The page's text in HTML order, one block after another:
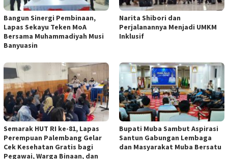
Bangun Sinergi Pembinaan,
Lapas Sekayu Teken MoA
Bersama Muhammadiyah Musi
Banyuasin
Narita Shibori dan
Perjalanannya Menjadi UMKM
Inklusif
Semarak HUT RI ke-81, Lapas
Perempuan Palembang Gelar
Cek Kesehatan Gratis bagi
Pegawai, Warga Binaan, dan
Bupati Muba Sambut Aspirasi
Santun Gabungan Lembaga
dan Masyarakat Muba Bersatu